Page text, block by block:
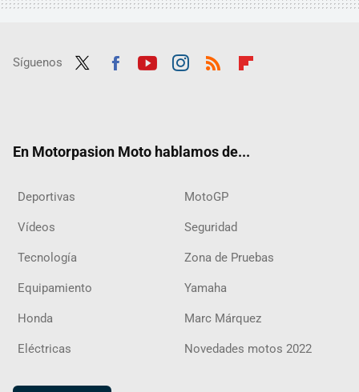
Síguenos
En Motorpasion Moto hablamos de...
Deportivas MotoGP
Vídeos Seguridad
Tecnología Zona de Pruebas
Equipamiento Yamaha
Honda Marc Márquez
Eléctricas Novedades motos 2022